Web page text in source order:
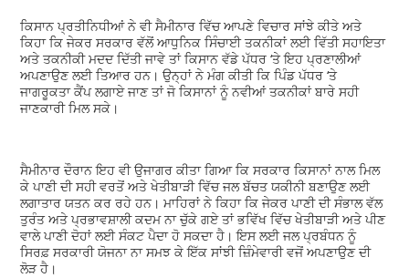
ਕਿਸਾਨ ਪ੍ਰਤੀਨਿਧੀਆਂ ਨੇ ਵੀ ਸੈਮੀਨਾਰ ਵਿੱਚ ਆਪਣੇ ਵਿਚਾਰ ਸਾਂਝੇ ਕੀਤੇ ਅਤੇ
ਕਿਹਾ ਕਿ ਜੇਕਰ ਸਰਕਾਰ ਵੱਲੋਂ ਆਧੁਨਿਕ ਸਿੰਚਾਈ ਤਕਨੀਕਾਂ ਲਈ ਵਿੱਤੀ ਸਹਾਇਤਾ
ਅਤੇ ਤਕਨੀਕੀ ਮਦਦ ਦਿੱਤੀ ਜਾਵੇ ਤਾਂ ਕਿਸਾਨ ਵੱਡੇ ਪੱਧਰ ‘ਤੇ ਇਹ ਪ੍ਰਣਾਲੀਆਂ
ਅਪਣਾਉਣ ਲਈ ਤਿਆਰ ਹਨ। ਉਨ੍ਹਾਂ ਨੇ ਮੰਗ ਕੀਤੀ ਕਿ ਪਿੰਡ ਪੱਧਰ ‘ਤੇ
ਜਾਗਰੂਕਤਾ ਕੈਂਪ ਲਗਾਏ ਜਾਣ ਤਾਂ ਜੋ ਕਿਸਾਨਾਂ ਨੂੰ ਨਵੀਆਂ ਤਕਨੀਕਾਂ ਬਾਰੇ ਸਹੀ
ਜਾਣਕਾਰੀ ਮਿਲ ਸਕੇ।
ਸੈਮੀਨਾਰ ਦੌਰਾਨ ਇਹ ਵੀ ਉਜਾਗਰ ਕੀਤਾ ਗਿਆ ਕਿ ਸਰਕਾਰ ਕਿਸਾਨਾਂ ਨਾਲ ਮਿਲ
ਕੇ ਪਾਣੀ ਦੀ ਸਹੀ ਵਰਤੋਂ ਅਤੇ ਖੇਤੀਬਾੜੀ ਵਿੱਚ ਜਲ ਬੱਚਤ ਯਕੀਨੀ ਬਣਾਉਣ ਲਈ
ਲਗਾਤਾਰ ਯਤਨ ਕਰ ਰਹੇ ਹਨ। ਮਾਹਿਰਾਂ ਨੇ ਕਿਹਾ ਕਿ ਜੇਕਰ ਪਾਣੀ ਦੀ ਸੰਭਾਲ ਵੱਲ
ਤੁਰੰਤ ਅਤੇ ਪ੍ਰਭਾਵਸ਼ਾਲੀ ਕਦਮ ਨਾ ਚੁੱਕੇ ਗਏ ਤਾਂ ਭਵਿੱਖ ਵਿੱਚ ਖੇਤੀਬਾੜੀ ਅਤੇ ਪੀਣ
ਵਾਲੇ ਪਾਣੀ ਦੋਹਾਂ ਲਈ ਸੰਕਟ ਪੈਦਾ ਹੋ ਸਕਦਾ ਹੈ। ਇਸ ਲਈ ਜਲ ਪ੍ਰਬੰਧਨ ਨੂੰ
ਸਿਰਫ਼ ਸਰਕਾਰੀ ਯੋਜਨਾ ਨਾ ਸਮਝ ਕੇ ਇੱਕ ਸਾਂਝੀ ਜ਼ਿੰਮੇਵਾਰੀ ਵਜੋਂ ਅਪਣਾਉਣ ਦੀ
ਲੋੜ ਹੈ।